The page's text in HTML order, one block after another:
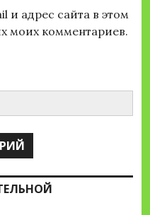
и адрес сайта в этом
моих комментариев.